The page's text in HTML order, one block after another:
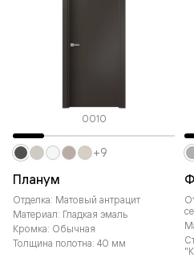
0010
Планум
Отделка: Матовый антрацит
Материал: Гладкая эмаль
Кромка: Обычная
Толщина полотна: 40 мм
+9